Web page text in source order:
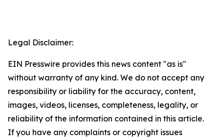
Legal Disclaimer:
EIN Presswire provides this news content "as is"
without warranty of any kind. We do not accept any
responsibility or liability for the accuracy, content,
images, videos, licenses, completeness, legality, or
reliability of the information contained in this article.
If you have any complaints or copyright issues